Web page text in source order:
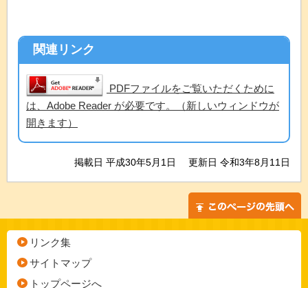
関連リンク
PDFファイルをご覧いただくために
は、Adobe Reader が必要です。（新しいウィンドウが
開きます）
掲載日 平成30年5月1日 更新日 令和3年8月11日
リンク集
サイトマップ
トップページへ